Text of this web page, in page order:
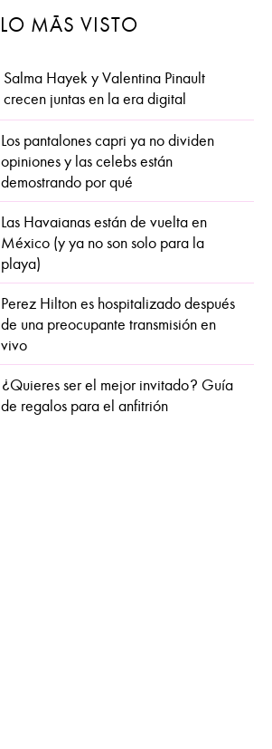
LO MÁS VISTO
Salma Hayek y Valentina Pinault
crecen juntas en la era digital
Los pantalones capri ya no dividen
opiniones y las celebs están
demostrando por qué
Las Havaianas están de vuelta en
México (y ya no son solo para la
playa)
Perez Hilton es hospitalizado después
de una preocupante transmisión en
vivo
¿Quieres ser el mejor invitado? Guía
de regalos para el anfitrión